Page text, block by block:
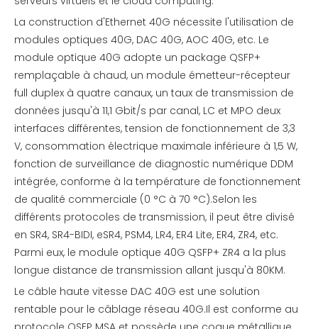
La construction d'Ethernet 40G nécessite l'utilisation de
modules optiques 40G, DAC 40G, AOC 40G, etc. Le
module optique 40G adopte un package QSFP+
remplaçable à chaud, un module émetteur-récepteur
full duplex à quatre canaux, un taux de transmission de
données jusqu'à 11,1 Gbit/s par canal, LC et MPO deux
interfaces différentes, tension de fonctionnement de 3,3
V, consommation électrique maximale inférieure à 1,5 W,
fonction de surveillance de diagnostic numérique DDM
intégrée, conforme à la température de fonctionnement
de qualité commerciale (0 °C à 70 °C).Selon les
différents protocoles de transmission, il peut être divisé
en SR4, SR4-BIDI, eSR4, PSM4, LR4, ER4 Lite, ER4, ZR4, etc.
Parmi eux, le module optique 40G QSFP+ ZR4 a la plus
longue distance de transmission allant jusqu'à 80KM.
Le câble haute vitesse DAC 40G est une solution
rentable pour le câblage réseau 40G.Il est conforme au